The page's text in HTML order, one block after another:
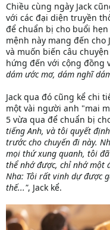
Chiều cùng ngày Jack
với các đại diện truyền
để chuẩn bị cho buổi
mệnh này mang đến cho
và muốn biến câu
hứng đến với cộng đồng
dám ước mơ, dám nghĩ
Jack qua đó cũng kể chi
một vài người anh "mai
5 vừa qua để chuẩn bị
tiếng Anh, và tôi quyết
trước cho chuyến đi này.
mọi thứ xung quanh, tôi
thể nhớ được, chỉ nhớ một
Nha: Tôi rất vinh dự được
thế...", Jack kể.